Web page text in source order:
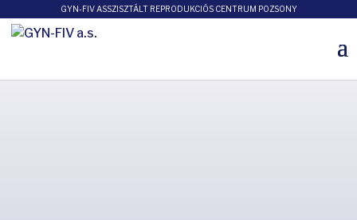
GYN-FIV ASSZISZTÁLT REPRODUKCIÓS CENTRUM POZSONY